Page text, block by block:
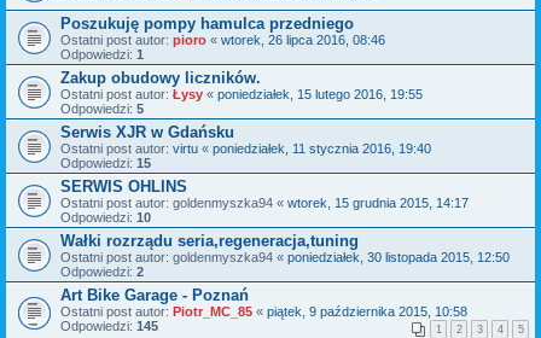
Poszukuję pompy hamulca przedniego
Ostatni post autor: pioro « wtorek, 26 lipca 2016, 08:46
Odpowiedzi: 1
Zakup obudowy liczników.
Ostatni post autor: Łysy « poniedziałek, 15 lutego 2016, 19:55
Odpowiedzi: 5
Serwis XJR w Gdańsku
Ostatni post autor: virtu « poniedziałek, 11 stycznia 2016, 19:40
Odpowiedzi: 15
SERWIS OHLINS
Ostatni post autor: goldenmyszka94 « wtorek, 15 grudnia 2015, 14:17
Odpowiedzi: 10
Wałki rozrządu seria,regeneracja,tuning
Ostatni post autor: goldenmyszka94 « poniedziałek, 30 listopada 2015, 12:50
Odpowiedzi: 2
Art Bike Garage - Poznań
Ostatni post autor: Piotr_MC_85 « piątek, 9 października 2015, 10:58
Odpowiedzi: 145 1 2 3 4 5